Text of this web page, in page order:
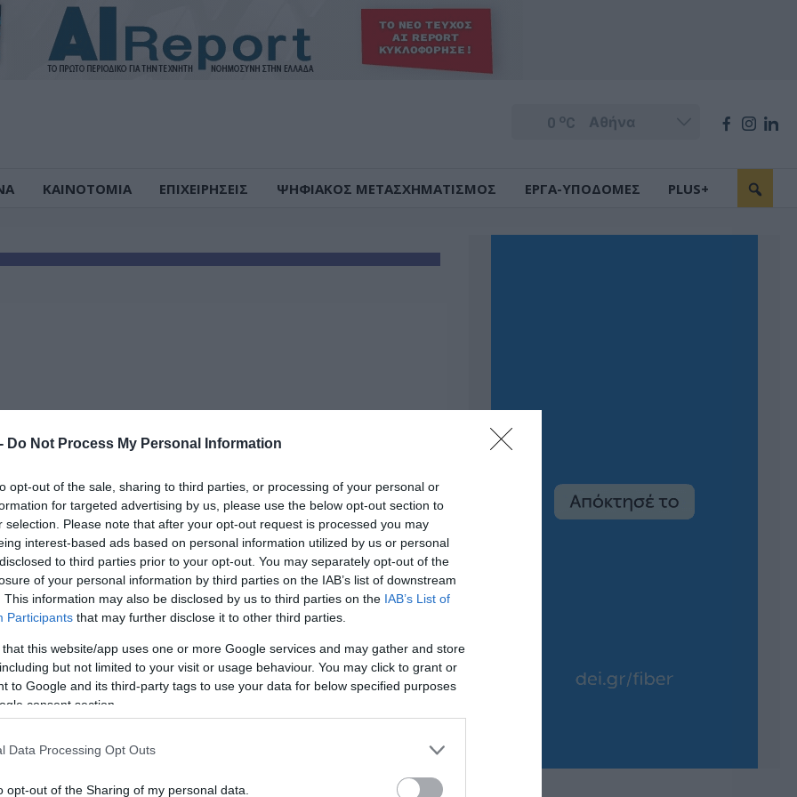
Do Not Process My Personal Information
opt-out of the sale, sharing to third parties, or processing of your personal or
for targeted advertising by us, please use the below opt-out section to
selection. Please note that after your opt-out request is processed you may
interest-based ads based on personal information utilized by us or personal
to third parties prior to your opt-out. You may separately opt-out of the
of your personal information by third parties on the IAB’s list of downstream
This information may also be disclosed by us to third parties on the IAB’s List of
Participants that may further disclose it to other third parties.
that this website/app uses one or more Google services and may gather and store
but not limited to your visit or usage behaviour. You may click to grant or
to Google and its third-party tags to use your data for below specified purposes
consent section.
Data Processing Opt Outs
opt-out of the Sharing of my personal data.
0 oC
ΚΑΙΝΟΤΟΜΙΑ ΕΠΙΧΕΙΡΗΣΕΙΣ ΨΗΦΙΑΚΟΣ ΜΕΤΑΣΧΗΜΑΤΙΣΜΟΣ ΕΡΓΑ-ΥΠΟΔΟΜΕΣ PLUS+